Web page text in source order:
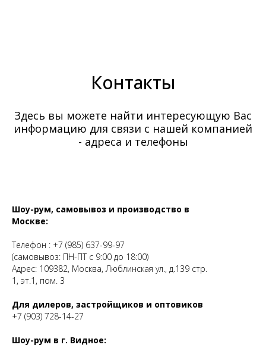
Контакты
Здесь вы можете найти интересующую Вас
информацию для связи с нашей компанией
- адреса и телефоны
Шоу-рум, самовывоз и производство в
Москве:
Телефон : +7 (985) 637-99-97
(самовывоз: ПН-ПТ с 9:00 до 18:00)
Адрес: 109382, Москва, Люблинская ул., д.139 стр.
1, эт.1, пом. 3
Для дилеров, застройщиков и оптовиков
+7 (903) 728-14-27
Шоу-рум в г. Видное: